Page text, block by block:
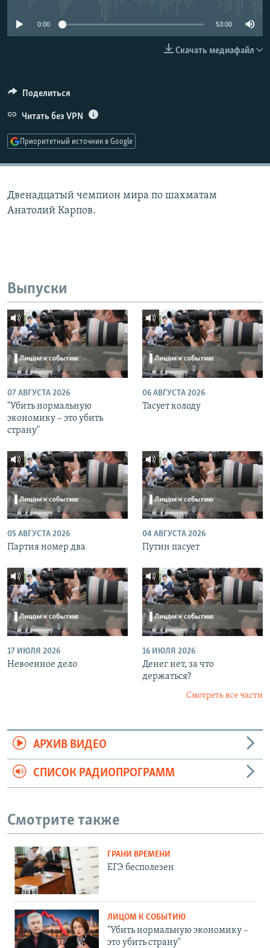
Все сайты РСЕ/РС
0:00 53:00
Скачать медиафайл
Поделиться
Читать без VPN
Приоритетный источник в Google
Двенадцатый чемпион мира по шахматам
Анатолий Карпов.
Выпуски
07 АВГУСТА 2026
"Убить нормальную
экономику – это убить
страну"
06 АВГУСТА 2026
Тасует колоду
05 АВГУСТА 2026
Партия номер два
04 АВГУСТА 2026
Путин пасует
17 ИЮЛЯ 2026
Невоенное дело
16 ИЮЛЯ 2026
Денег нет, за что
держаться?
Смотреть все части
АРХИВ ВИДЕО
СПИСОК РАДИОПРОГРАММ
Смотрите также
ГРАНИ ВРЕМЕНИ
ЕГЭ бесполезен
ЛИЦОМ К СОБЫТИЮ
"Убить нормальную экономику –
это убить страну"